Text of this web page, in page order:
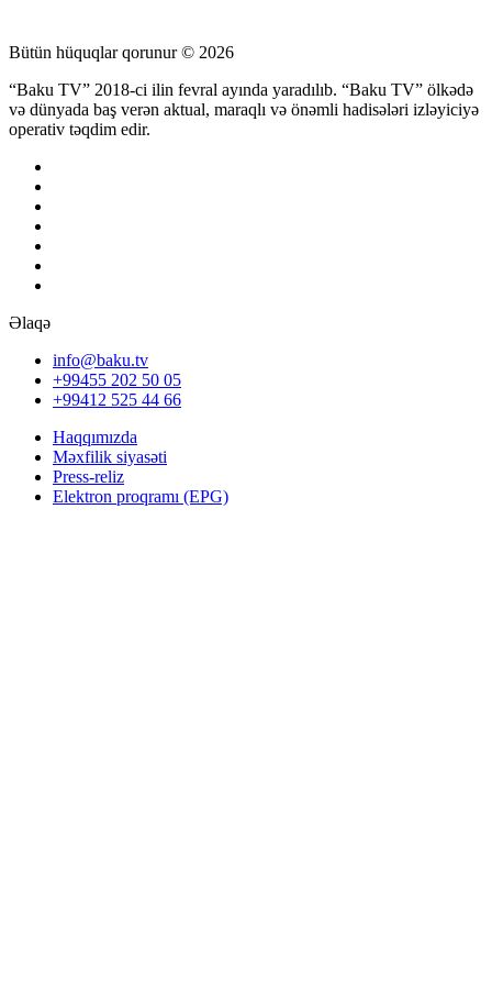
Bütün hüquqlar qorunur © 2026
“Baku TV” 2018-ci ilin fevral ayında yaradılıb. “Baku TV” ölkədə
və dünyada baş verən aktual, maraqlı və önəmli hadisələri izləyiciyə
operativ təqdim edir.
Əlaqə
info@baku.tv
+99455 202 50 05
+99412 525 44 66
Haqqımızda
Məxfilik siyasəti
Press-reliz
Elektron proqramı (EPG)